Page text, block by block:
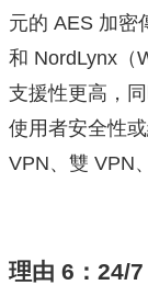
元的 AES 加密
和 NordLynx（
支援性更高，
使用者安全性
VPN、雙 VPN
理由 6：24/